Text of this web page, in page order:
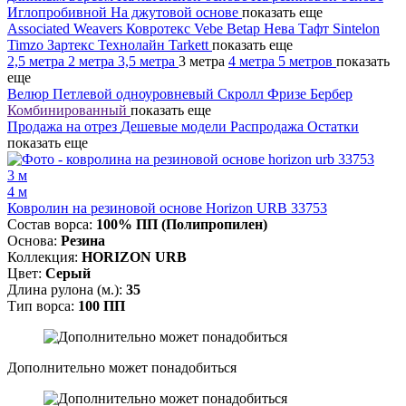
Иглопробивной На джутовой основе показать еще
Associated Weavers Ковротекс Vebe Betap Нева Тафт Sintelon
Timzo Зартекс Технолайн Tarkett показать еще
2,5 метра 2 метра 3,5 метра 3 метра 4 метра 5 метров показать
еще
Велюр Петлевой одноуровневый Скролл Фризе Бербер
Комбинированный показать еще
Продажа на отрез Дешевые модели Распродажа Остатки
показать еще
3 м
4 м
Ковролин на резиновой основе Horizon URB 33753
Состав ворса: 100% ПП (Полипропилен)
Основа: Резина
Коллекция: HORIZON URB
Цвет: Серый
Длина рулона (м.): 35
Тип ворса: 100 ПП
Дополнительно может понадобиться